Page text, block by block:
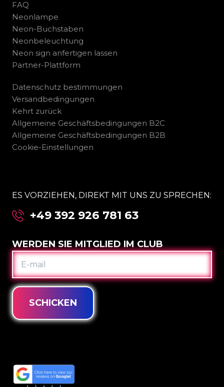
FAQ
Neonlampe
Neon-Buchstaben
Neonbeleuchtung
Neon sign anfertigen lassen
Partner-Plattform
Datenschutz bestimmungen
Versandbedingungen
Kehrt zurück
Allgemeine Geschäftsbedingungen B2C
Allgemeine Geschäftsbedingungen B2B
Cookie-Einstellungen
ES VORZIEHEN, DIREKT MIT UNS ZU SPRECHEN:
+49 392 926 781 63
WERDEN SIE MITGLIED IM CLUB
E-
MAIL
SCHICKEN